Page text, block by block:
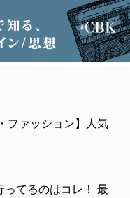
ファッション】人気
ってるのはコレ！ 最